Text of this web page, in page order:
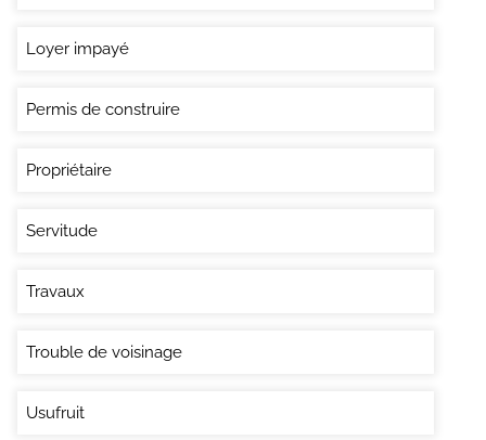
Loyer impayé
Permis de construire
Propriétaire
Servitude
Travaux
Trouble de voisinage
Usufruit